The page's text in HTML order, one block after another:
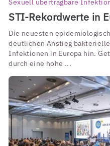
Sexuell übertragbare
STI-Rekordwerte in
Die neuesten
deutlichen Anstieg
Infektionen in Europa hin.
durch eine hohe ...